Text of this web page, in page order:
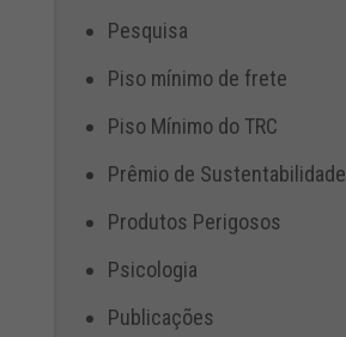
Pesquisa
Piso mínimo de frete
Piso Mínimo do TRC
Prêmio de Sustentabilidade
Produtos Perigosos
Psicologia
Publicações